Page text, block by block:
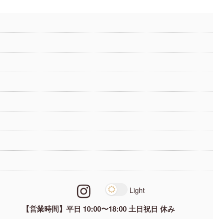
【営業時間】平日 10:00〜18:00 土日祝日 休み